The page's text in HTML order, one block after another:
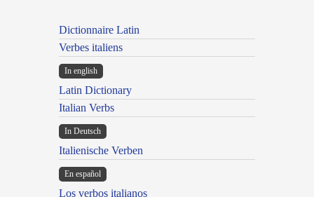
Dictionnaire Latin
Verbes italiens
In english
Latin Dictionary
Italian Verbs
In Deutsch
Italienische Verben
En español
Los verbos italianos